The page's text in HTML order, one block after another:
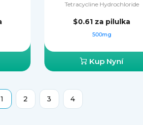
Tetracycline Hydrochloride
$0.61 za pilulka
500mg
Kup Nyní
1 2 3 4